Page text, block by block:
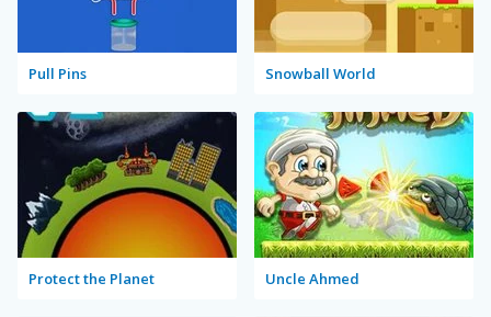
Pull Pins Snowball World
Protect the Planet Uncle Ahmed